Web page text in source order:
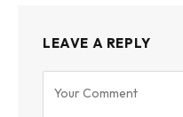
LEAVE A REPLY